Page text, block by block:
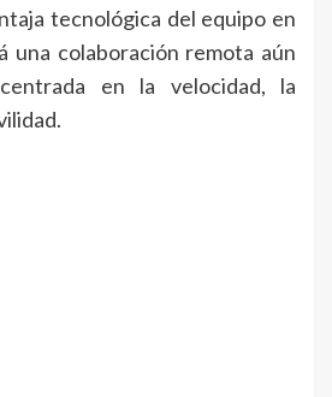
tecnológica del equipo en
una colaboración remota aún
en la velocidad, la